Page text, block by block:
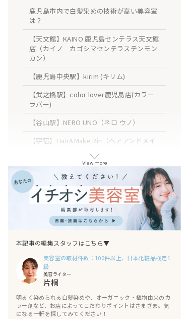
鹿児島市内で白髪染めの技術が高い美容室
は？
【天文館】KAINO 鹿児島センテラス天文館
店（カイノ カゴシマセンテラステンモン
カン）
【鹿児島中央駅】kirim (キリム)
【武之橋駅】color lover鹿児島店(カラー
ラバー)
【谷山駅】NERO UNO（ネロ ウノ）
【宇宿】Hair&Make Rin（ヘアアンドメイ
【荒田八幡駅】SCENE（シーン）
【南鹿児島駅】attrait（アトレ）
【伊敷】ROMAN YAKATA CINQ（ロマン
ヤカタ サンク）
View more
本記事の編集スタッフはこちら▼
美容室の取材件数：100件以上、日本化粧品検定1
級
美容ライター
片桐
明るく染められる白髪染めや、オーガニック・植物由来のカ
ラー剤など、お店によってこだわりポイントはさまざま。気
になる一軒を探してみてください！